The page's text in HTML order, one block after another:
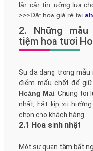
lân cận tin tưởng lựa
>>>Đặt hoa giá rẻ tại
2. Những
tiệm hoa tươi
Sự đa dạng trong mẫu
điểm mấu chốt để
Hoàng Mai . Chúng
nhất, bắt kịp xu
chọn cho khách hàng.
2.1 Hoa sinh nhật
Một sự quan tâm bất